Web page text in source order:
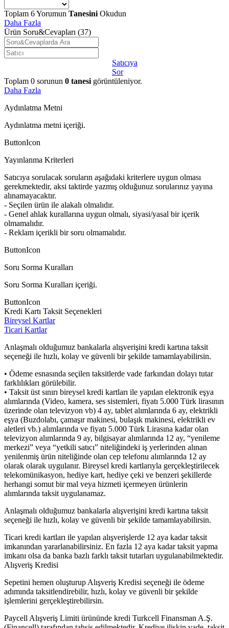
Toplam 6Yorumun Tanesini Okudun
Daha Fazla
Ürün Soru&Cevapları (37)
Satıcıya
Sor
Toplam 0 sorunun 0 tanesi görüntüleniyor.
Daha Fazla
Aydınlatma Metni
Aydınlatma metni içeriği.
ButtonIcon
Yayınlanma Kriterleri
Satıcıya sorulacak soruların aşağıdaki kriterlere uygun olması
gerekmektedir, aksi taktirde yazmış olduğunuz sorularınız yayına
alınamayacaktır.
- Seçilen ürün ile alakalı olmalıdır.
- Genel ahlak kurallarına uygun olmalı, siyasi/yasal bir içerik
olmamalıdır.
- Reklam içerikli bir soru olmamalıdır.
ButtonIcon
Soru Sorma Kuralları
Soru Sorma Kuralları içeriği.
ButtonIcon
Kredi Kartı Taksit Seçenekleri
Bireysel Kartlar
Ticari Kartlar
Anlaşmalı olduğumuz bankalarla alışverişini kredi kartına taksit
seçeneği ile hızlı, kolay ve güvenli bir şekilde tamamlayabilirsin.
• Ödeme esnasında seçilen taksitlerde vade farkından dolayı tutar
farklılıkları görülebilir.
• Taksit üst sınırı bireysel kredi kartları ile yapılan elektronik eşya
alımlarında (Video, kamera, ses sistemleri, fiyatı 5.000 Türk lirasının
üzerinde olan televizyon vb) 4 ay, tablet alımlarında 6 ay, elektrikli
eşya (Buzdolabı, çamaşır makinesi, bulaşık makinesi, elektrikli ev
aletleri vb.) alımlarında ve fiyatı 5.000 Türk Lirasına kadar olan
televizyon alımlarında 9 ay, bilgisayar alımlarında 12 ay, “yenileme
merkezi” veya “yetkili satıcı” niteliğindeki iş yerlerinden alınan
yenilenmiş ürün niteliğinde olan cep telefonu alımlarında 12 ay
olarak olarak uygulanır. Bireysel kredi kartlarıyla gerçekleştirilecek
telekomünikasyon, hediye kart, hediye çeki ve benzeri şekillerde
herhangi somut bir mal veya hizmeti içermeyen ürünlerin
alımlarında taksit uygulanamaz.
Anlaşmalı olduğumuz bankalarla alışverişini kredi kartına taksit
seçeneği ile hızlı, kolay ve güvenli bir şekilde tamamlayabilirsin.
Ticari kredi kartları ile yapılan alışverişlerde 12 aya kadar taksit
imkanından yararlanabilirsiniz. En fazla 12 aya kadar taksit yapma
imkanı olsa da banka bazlı farklı taksit tutarları uygulanabilmektedir.
Alışveriş Kredisi
Sepetini hemen oluşturup Alışveriş Kredisi seçeneği ile ödeme
adımında taksitlendirebilir, hızlı, kolay ve güvenli bir şekilde
işlemlerini gerçekleştirebilirsin.
Paycell Alışveriş Limiti ürününde kredi Turkcell Finansman A.Ş.